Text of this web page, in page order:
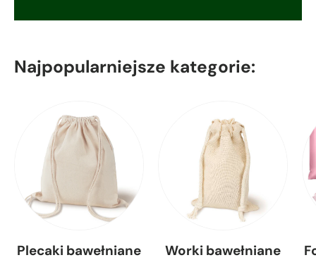
Najpopularniejsze kategorie:
Plecaki bawełniane Worki bawełniane